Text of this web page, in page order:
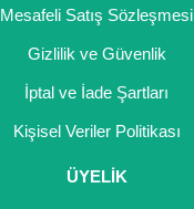
Mesafeli Satış Sözleşmesi
Gizlilik ve Güvenlik
İptal ve İade Şartları
Kişisel Veriler Politikası
ÜYELİK